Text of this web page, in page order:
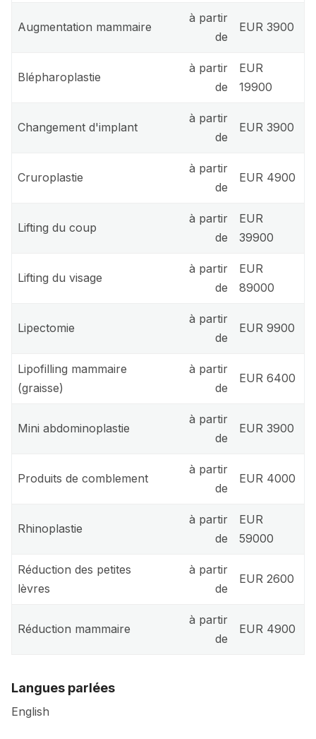
Augmentation mammaire
à partir
de
EUR 3900
Blépharoplastie
à partir
de
EUR
19900
Changement d'implant
à partir
de
EUR 3900
Cruroplastie
à partir
de
EUR 4900
Lifting du coup
à partir
de
EUR
39900
Lifting du visage
à partir
de
EUR
89000
Lipectomie
à partir
de
EUR 9900
Lipofilling mammaire
(graisse)
à partir
de
EUR 6400
Mini abdominoplastie
à partir
de
EUR 3900
Produits de comblement
à partir
de
EUR 4000
Rhinoplastie
à partir
de
EUR
59000
Réduction des petites
lèvres
à partir
de
EUR 2600
Réduction mammaire
à partir
de
EUR 4900
Langues parlées
English